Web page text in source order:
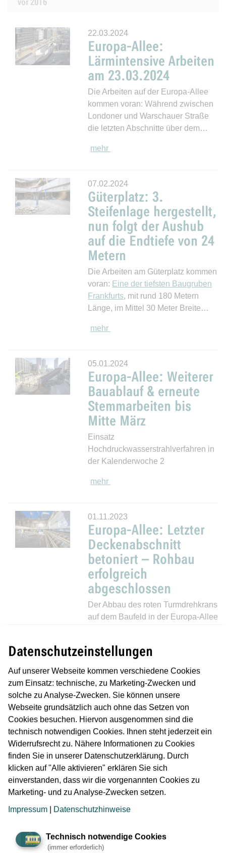
22.03.2024
Europa-Allee:
Lärmintensive Arbeiten
am 23.03.2024
Die Arbeiten auf der Europa-Allee
kommen voran: Während zwischen
Londoner und Warschauer Straße
die letzten Abschnitte über dem…
mehr
07.02.2024
Güterplatz: 3.
Steifenlage hergestellt,
nun folgt der Aushub
auf die Endtiefe von 24
Metern
Die Arbeiten am Güterplatz kommen
voran: Eine der tiefsten Baugruben
Frankfurts, mit rund 180 Metern
Länge, im Mittel 30 Meter Breite…
mehr
05.01.2024
Europa-Allee: Weiterer
Bauablauf & erneute
Stemmarbeiten bis
Mitte März
Einsatz
Hochdruckwasserstrahlverfahren in
der Kalenderwoche 2
mehr
01.11.2023
Europa-Allee: Letzter
Deckenabschnitt
betoniert – Rohbau
erfolgreich
abgeschlossen
Der Abbau des roten Turmdrehkrans
auf dem Baufeld in der Europa-Allee
die…
mehr
16.10.2023
Stadtbahn
Europaviertel:
Inbetriebnahme
verzögert sich bis 2027
Mehrkosten aufgrund von
Preissteigerungen
Ziel: Inbetriebnahme 2027 mit
Lieferengpässe, die zu…
Datenschutzeinstellungen
Auf unserer Webseite kommen verschiedene Cookies
zum Einsatz: technische, zu Marketing-Zwecken und
solche zu Analyse-Zwecken. Sie können unsere
Webseite grundsätzlich auch ohne das Setzen von
Cookies besuchen. Hiervon ausgenommen sind die
technisch notwendigen Cookies. Ihnen steht jederzeit ein
Widerrufsrecht zu. Nähere Informationen zu Cookies
finden Sie in unserer Datenschutzerklärung. Durch
klicken auf "Alle aktivieren" erklären Sie sich
einverstanden, dass wir die vorgenannten Cookies zu
Marketing- und zu Analyse-Zwecken setzen.
Impressum
Datenschutzhinweise
Technisch notwendige Cookies
(immer erforderlich)